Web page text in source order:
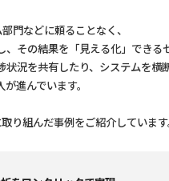
門などに頼ることなく、
その結果を「見える化」できる
況を共有したり、システムを横
進んでいます。
り組んだ事例をご紹介しています